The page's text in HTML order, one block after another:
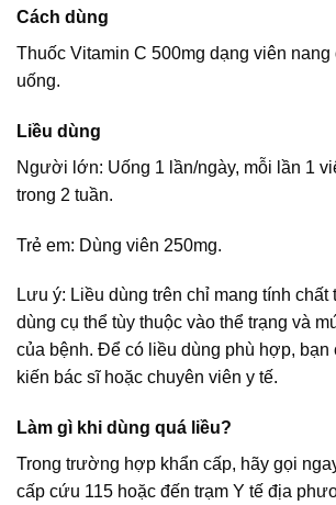
Cách dùng
Thuốc Vitamin C 500mg dạng viên
uống.
Liều dùng
Người lớn: Uống 1 lần/ngày, mỗi lần 1
trong 2 tuần.
Trẻ em: Dùng viên 250mg.
Lưu ý: Liều dùng trên chỉ mang tính chất
dùng cụ thể tùy thuộc vào thể trạng và
của bệnh. Để có liều dùng phù hợp, bạn
kiến bác sĩ hoặc chuyên viên y tế.
Làm gì khi dùng quá liều?
Trong trường hợp khẩn cấp, hãy gọi
cấp cứu 115 hoặc đến trạm Y tế địa